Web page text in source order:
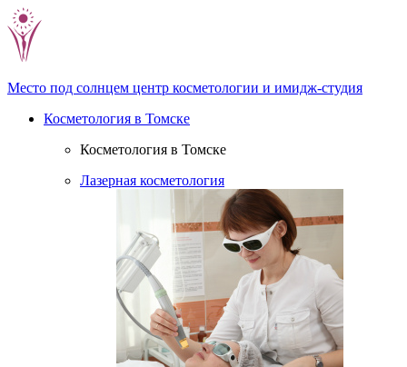
Место под солнцем центр косметологии и имидж-студия
Косметология в Томске
Косметология в Томске
Лазерная косметология